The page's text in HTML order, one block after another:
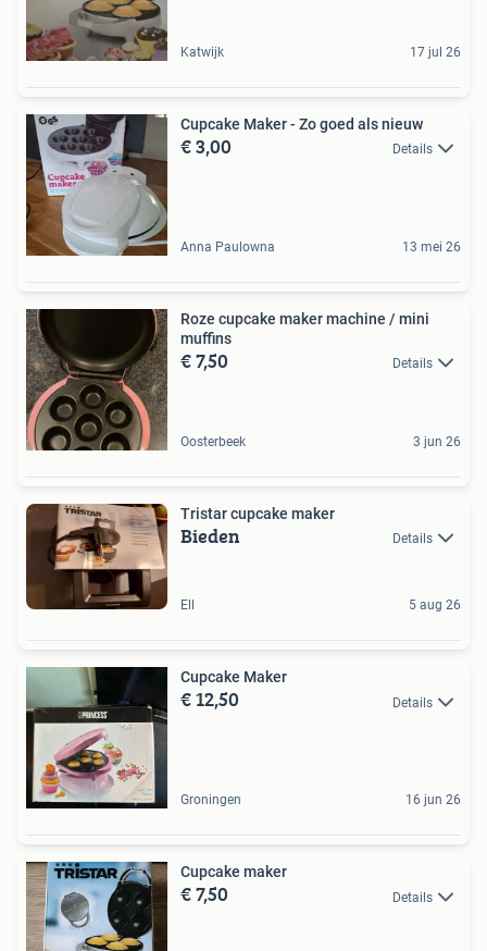
Katwijk 17 jul 26
Cupcake Maker - Zo goed als nieuw
€ 3,00 Details
Anna Paulowna 13 mei 26
Roze cupcake maker machine / mini
muffins
€ 7,50 Details
Oosterbeek 3 jun 26
Tristar cupcake maker
Bieden Details
Ell 5 aug 26
Cupcake Maker
€ 12,50 Details
Groningen 16 jun 26
Cupcake maker
€ 7,50 Details